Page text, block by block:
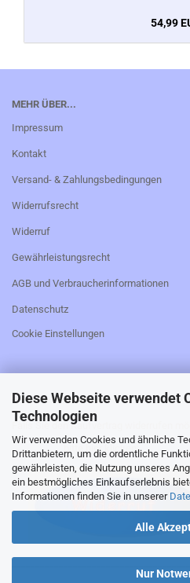
Diese Webseite verwendet
Technologien
Wir verwenden Cookies und ähnliche
Drittanbietern, um die ordentliche
gewährleisten, die Nutzung unseres
ein bestmögliches Einkaufserlebnis
Informationen finden Sie in unserer
Alle
Nur
54,99
MEHR ÜBER...
Impressum
Kontakt
Versand- & Zahlungsbedingungen
Widerrufsrecht
Widerruf
Gewährleistungsrecht
AGB und Verbraucherinformationen
Datenschutz
Cookie Einstellungen
Falls Sie den Kaufvertrag widerrufen
bitte hier klicken: